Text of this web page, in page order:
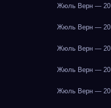
Жюль Верн — 20
Жюль Верн — 20
Жюль Верн — 20
Жюль Верн — 20
Жюль Верн — 20